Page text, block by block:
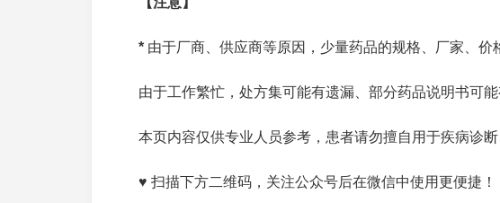
* 由于厂商、供应商等原因，少量药品的规格、厂家、价
由于工作繁忙，处方集可能有遗漏、部分药品说明书可
本页内容仅供专业人员参考，患者请勿擅自用于疾病诊断
♥ 扫描下方二维码，关注公众号后在微信中使用更便捷！